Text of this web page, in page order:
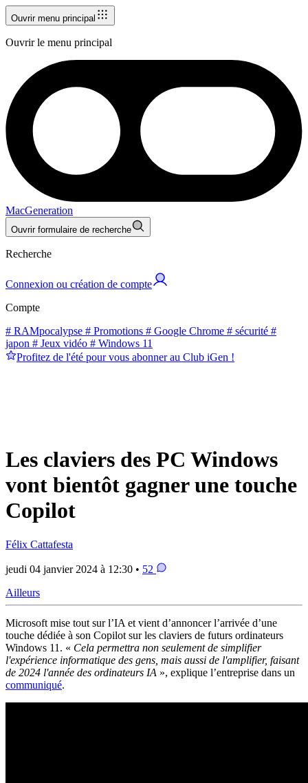
Ouvrir menu principal
Ouvrir le menu principal
MacGeneration
Ouvrir formulaire de recherche
Recherche
Connexion ou création de compte
Compte
# RAMpocalypse # Promotions # Google Chrome # sécurité #
japon # Jeux vidéo # Windows 11
Profitez de l'été pour vous abonner au Club iGen !
Les claviers des PC Windows
vont bientôt gagner une touche
Copilot
Félix Cattafesta
jeudi 04 janvier 2024 à 12:30 • 52
Ailleurs
Microsoft mise tout sur l’IA et vient d’annoncer l’arrivée d’une
touche dédiée à son Copilot sur les claviers de futurs ordinateurs
Windows 11. « Cela permettra non seulement de simplifier
l'expérience informatique des gens, mais aussi de l'amplifier, faisant
de 2024 l'année des ordinateurs IA », explique l’entreprise dans un
communiqué.